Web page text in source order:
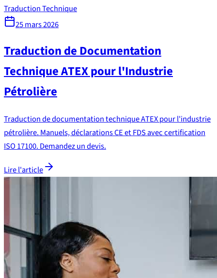
Traduction Technique
25 mars 2026
Traduction de Documentation
Technique ATEX pour l'Industrie
Pétrolière
Traduction de documentation technique ATEX pour l'industrie
pétrolière. Manuels, déclarations CE et FDS avec certification
ISO 17100. Demandez un devis.
Lire l'article